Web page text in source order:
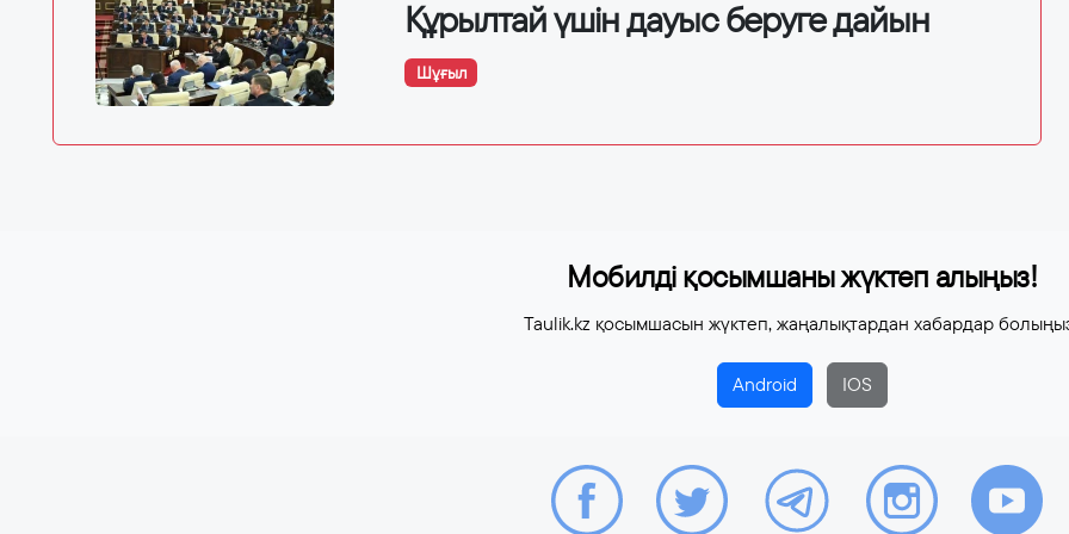
Құрылтай үшін дауыс беруге дайын
Шұғыл
Мобилді қосымшаны жүктеп алыңыз!
Taulik.kz қосымшасын жүктеп, жаңалықтардан хабардар
Android IOS